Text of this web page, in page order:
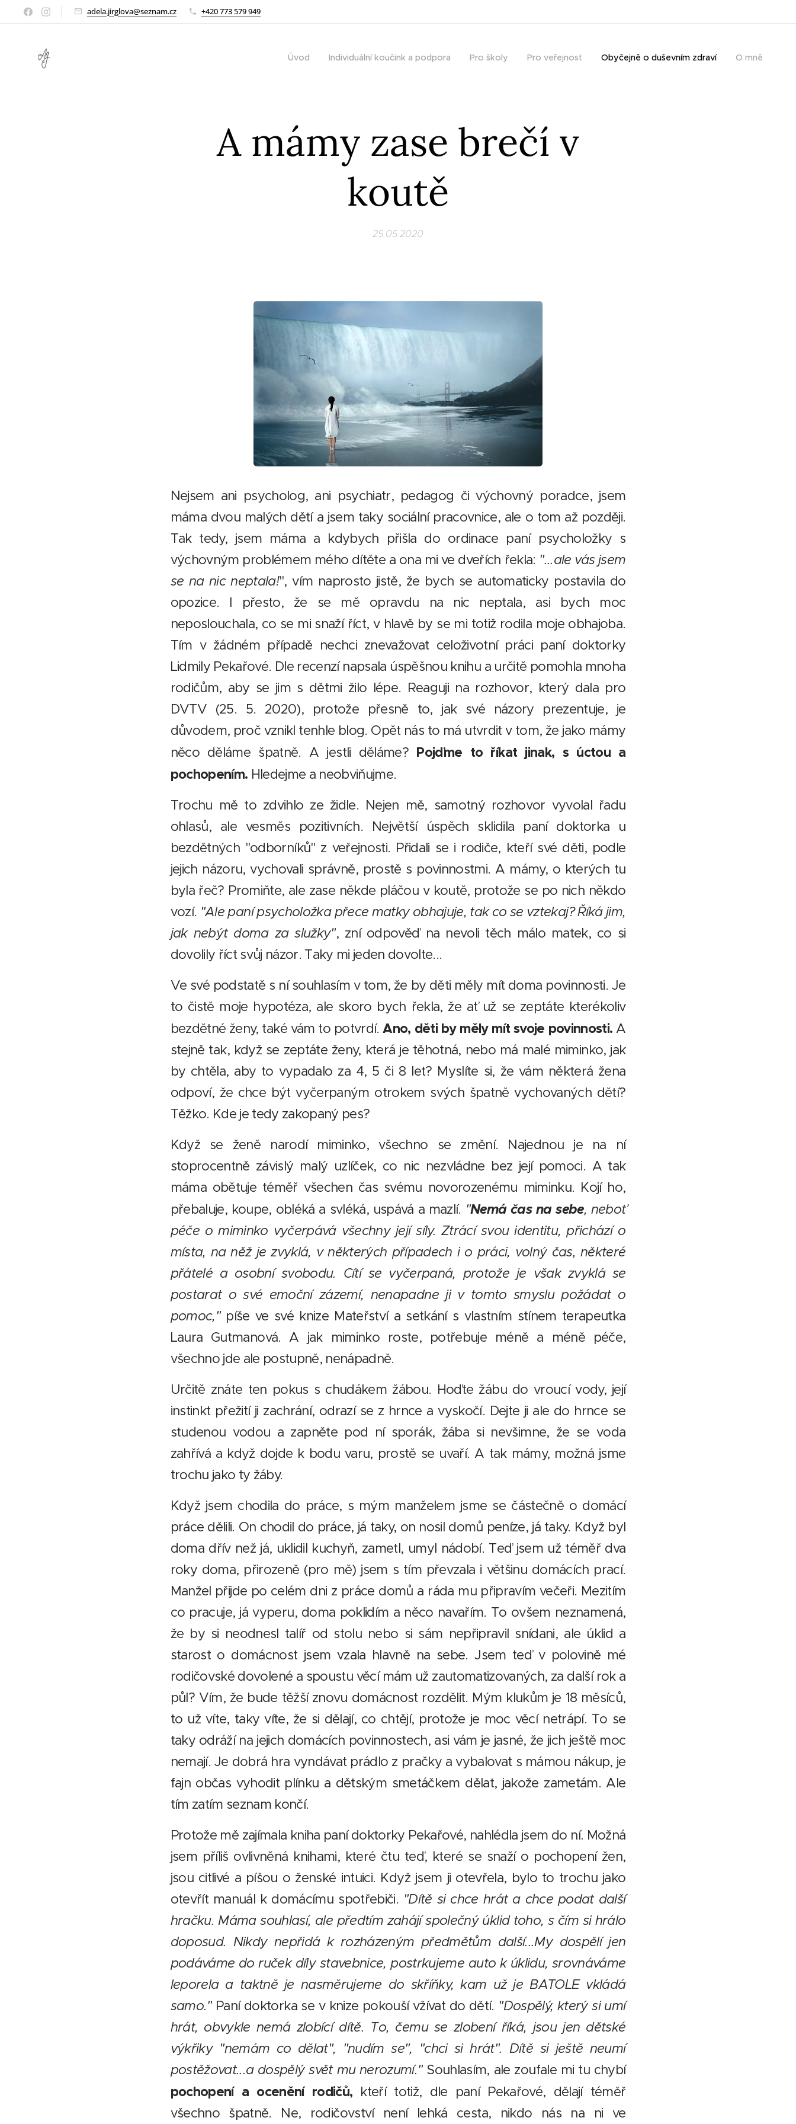
adela.jirglova@seznam.cz +420 773 579 949
Úvod Individuální koučink a podpora Pro školy Pro veřejnost Obyčejně o duševním zdraví O mně
A mámy zase brečí v
koutě
25.05.2020
Nejsem ani psycholog, ani psychiatr, pedagog či výchovný poradce, jsem
máma dvou malých dětí a jsem taky sociální pracovnice, ale o tom až později.
Tak tedy, jsem máma a kdybych přišla do ordinace paní psycholožky s
výchovným problémem mého dítěte a ona mi ve dveřích řekla: "...ale vás jsem
se na nic neptala!", vím naprosto jistě, že bych se automaticky postavila do
opozice. I přesto, že se mě opravdu na nic neptala, asi bych moc
neposlouchala, co se mi snaží říct, v hlavě by se mi totiž rodila moje obhajoba.
Tím v žádném případě nechci znevažovat celoživotní práci paní doktorky
Lidmily Pekařové. Dle recenzí napsala úspěšnou knihu a určitě pomohla mnoha
rodičům, aby se jim s dětmi žilo lépe. Reaguji na rozhovor, který dala pro
DVTV (25. 5. 2020), protože přesně to, jak své názory prezentuje, je
důvodem, proč vznikl tenhle blog. Opět nás to má utvrdit v tom, že jako mámy
něco děláme špatně. A jestli děláme? Pojďme to říkat jinak, s úctou a
pochopením. Hledejme a neobviňujme.
Trochu mě to zdvihlo ze židle. Nejen mě, samotný rozhovor vyvolal řadu
ohlasů, ale vesměs pozitivních. Největší úspěch sklidila paní doktorka u
bezdětných "odborníků" z veřejnosti. Přidali se i rodiče, kteří své děti, podle
jejich názoru, vychovali správně, prostě s povinnostmi. A mámy, o kterých tu
byla řeč? Promiňte, ale zase někde pláčou v koutě, protože se po nich někdo
vozí. "Ale paní psycholožka přece matky obhajuje, tak co se vztekaj? Říká jim,
jak nebýt doma za služky", zní odpověď na nevoli těch málo matek, co si
dovolily říct svůj názor. Taky mi jeden dovolte...
Ve své podstatě s ní souhlasím v tom, že by děti měly mít doma povinnosti. Je
to čistě moje hypotéza, ale skoro bych řekla, že ať už se zeptáte kterékoliv
bezdětné ženy, také vám to potvrdí.Ano, děti by měly mít svoje povinnosti. A
stejně tak, když se zeptáte ženy, která je těhotná, nebo má malé miminko, jak
by chtěla, aby to vypadalo za 4, 5 či 8 let? Myslíte si, že vám některá žena
odpoví, že chce být vyčerpaným otrokem svých špatně vychovaných dětí?
Těžko. Kde je tedy zakopaný pes?
Když se ženě narodí miminko, všechno se změní. Najednou je na ní
stoprocentně závislý malý uzlíček, co nic nezvládne bez její pomoci. A tak
máma obětuje téměř všechen čas svému novorozenému miminku. Kojí ho,
přebaluje, koupe, obléká a svléká, uspává a mazlí. "Nemá čas na sebe, neboť
péče o miminko vyčerpává všechny její síly. Ztrácí svou identitu, přichází o
místa, na něž je zvyklá, v některých případech i o práci, volný čas, některé
přátelé a osobní svobodu. Cítí se vyčerpaná, protože je však zvyklá se
postarat o své emoční zázemí, nenapadne ji v tomto smyslu požádat o
pomoc," píše ve své knize Mateřství a setkání s vlastním stínem terapeutka
Laura Gutmanová. A jak miminko roste, potřebuje méně a méně péče,
všechno jde ale postupně, nenápadně.
Určitě znáte ten pokus s chudákem žábou. Hoďte žábu do vroucí vody, její
instinkt přežití ji zachrání, odrazí se z hrnce a vyskočí. Dejte ji ale do hrnce se
studenou vodou a zapněte pod ní sporák, žába si nevšimne, že se voda
zahřívá a když dojde k bodu varu, prostě se uvaří. A tak mámy, možná jsme
trochu jako ty žáby.
Když jsem chodila do práce, s mým manželem jsme se částečně o domácí
práce dělili. On chodil do práce, já taky, on nosil domů peníze, já taky. Když byl
doma dřív než já, uklidil kuchyň, zametl, umyl nádobí. Teď jsem už téměř dva
roky doma, přirozeně (pro mě) jsem s tím převzala i většinu domácích prací.
Manžel přijde po celém dni z práce domů a ráda mu připravím večeři. Mezitím
co pracuje, já vyperu, doma poklidím a něco navařím. To ovšem neznamená,
že by si neodnesl talíř od stolu nebo si sám nepřipravil snídani, ale úklid a
starost o domácnost jsem vzala hlavně na sebe. Jsem teď v polovině mé
rodičovské dovolené a spoustu věcí mám už zautomatizovaných, za další rok a
půl? Vím, že bude těžší znovu domácnost rozdělit. Mým klukům je 18 měsíců,
to už víte, taky víte, že si dělají, co chtějí, protože je moc věcí netrápí. To se
taky odráží na jejich domácích povinnostech, asi vám je jasné, že jich ještě moc
nemají. Je dobrá hra vyndávat prádlo z pračky a vybalovat s mámou nákup, je
fajn občas vyhodit plínku a dětským smetáčkem dělat, jakože zametám. Ale
tím zatím seznam končí.
Protože mě zajímala kniha paní doktorky Pekařové, nahlédla jsem do ní. Možná
jsem příliš ovlivněná knihami, které čtu teď, které se snaží o pochopení žen,
jsou citlivé a píšou o ženské intuici. Když jsem ji otevřela, bylo to trochu jako
otevřít manuál k domácímu spotřebiči. "Dítě si chce hrát a chce podat další
hračku. Máma souhlasí, ale předtím zahájí společný úklid toho, s čím si hrálo
doposud. Nikdy nepřidá k rozházeným předmětům další...My dospělí jen
podáváme do ruček díly stavebnice, postrkujeme auto k úklidu, srovnáváme
leporela a taktně je nasměrujeme do skříňky, kam už je BATOLE vkládá
samo."Paní doktorka se v knize pokouší vžívat do dětí. "Dospělý, který si umí
hrát, obvykle nemá zlobící dítě. To, čemu se zlobení říká, jsou jen dětské
výkřiky "nemám co dělat", "nudím se", "chci si hrát". Dítě si ještě neumí
postěžovat...a dospělý svět mu nerozumí."Souhlasím, ale zoufale mi tu chybí
pochopení a ocenění rodičů, kteří totiž, dle paní Pekařové, dělají téměř
všechno špatně. Ne, rodičovství není lehká cesta, nikdo nás na ni ve